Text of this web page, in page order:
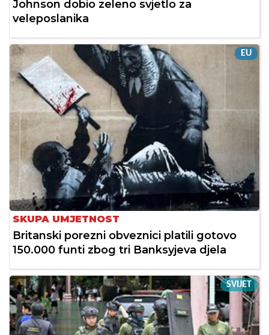
Johnson dobio zeleno svjetlo za
veleposlanika
EU
SKUPA UMJETNOST
Britanski porezni obveznici platili gotovo
150.000 funti zbog tri Banksyjeva djela
SVIJET